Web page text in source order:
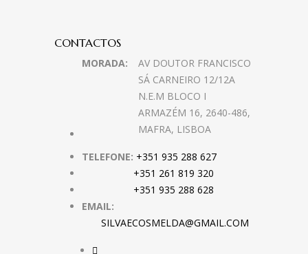
CONTACTOS
MORADA:
AV DOUTOR FRANCISCO
SÁ CARNEIRO 12/12A
N.E.M BLOCO I
ARMAZÉM 16, 2640-486,
MAFRA, LISBOA
TELEFONE: +351 935 288 627
+351 261 819 320
+351 935 288 628
EMAIL:
SILVAECOSMELDA@GMAIL.COM